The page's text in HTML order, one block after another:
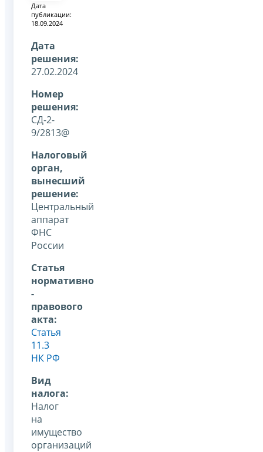
Дата
публикации:
18.09.2024
Дата
решения:
27.02.2024
Номер
решения:
СД-2-
9/2813@
Налоговый
орган,
вынесший
решение:
Центральный
аппарат
ФНС
России
Статья
нормативно
-
правового
акта:
Статья
11.3
НК РФ
Вид
налога:
Налог
на
имущество
организаций